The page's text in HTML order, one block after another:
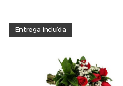
Entrega incluída